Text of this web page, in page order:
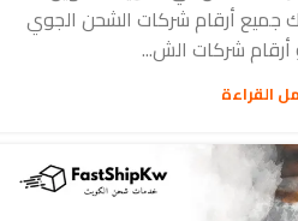
جميع أرقام شركات الشحن الجوي
شركات الش...
القراءة